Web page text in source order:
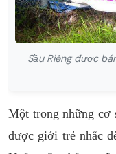
Sầu Riêng được
Một trong những cơ
được giới trẻ nhắc